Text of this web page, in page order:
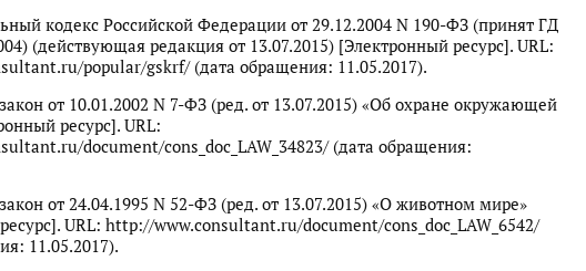
кодекс Российской Федерации от 29.12.2004 N 190-ФЗ (принят ГД
(действующая редакция от 13.07.2015) [Электронный ресурс]. URL:
popular/gskrf/ (дата обращения: 11.05.2017).
от 10.01.2002 N 7-ФЗ (ред. от 13.07.2015) «Об охране окружающей
ресурс]. URL:
document/cons_doc_LAW_34823/ (дата обращения:
от 24.04.1995 N 52-ФЗ (ред. от 13.07.2015) «О животном мире»
URL: http://www.consultant.ru/document/cons_doc_LAW_6542/
11.05.2017).